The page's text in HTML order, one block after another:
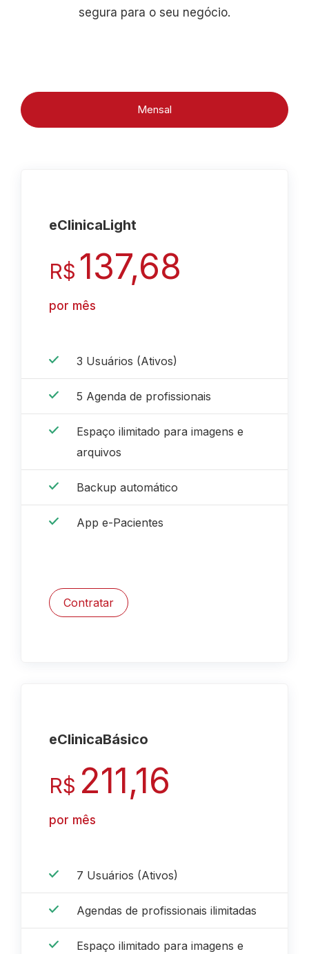
segura para o seu negócio.
Mensal
eClinicaLight
R$ 137,68
por mês
3 Usuários (Ativos)
5 Agenda de profissionais
Espaço ilimitado para imagens e
arquivos
Backup automático
App e-Pacientes
Contratar
eClinicaBásico
R$ 211,16
por mês
7 Usuários (Ativos)
Agendas de profissionais ilimitadas
Espaço ilimitado para imagens e